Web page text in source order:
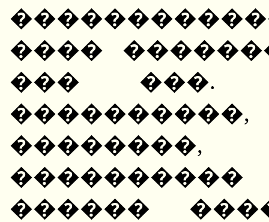
����
��� ���.
������